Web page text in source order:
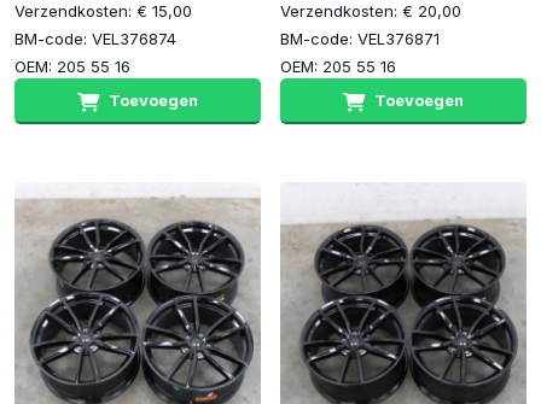
Verzendkosten: € 15,00
BM-code: VEL376874
OEM: 205 55 16
Toevoegen
Verzendkosten: € 20,00
BM-code: VEL376871
OEM: 205 55 16
Toevoegen